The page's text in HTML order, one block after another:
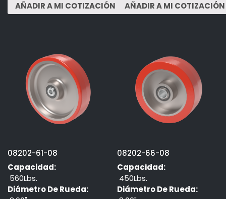
08202-61-08
Capacidad:
560Lbs.
Diámetro De Rueda:
08202-66-08
Capacidad:
450Lbs.
Diámetro De Rueda: